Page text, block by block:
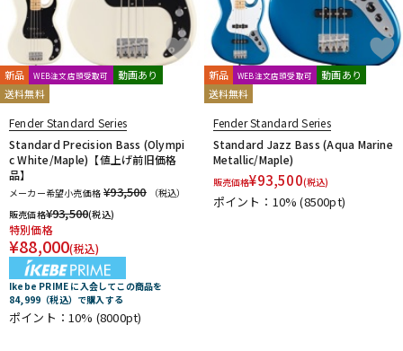
新品 WEB注文店頭受取可
動画あり
送料無料
Fender Standard Series
Standard Precision Bass (Olympi
c White/Maple)【値上げ前旧価格
品】
メーカー希望小売価格 ¥93,500
（税込）
販売価格¥93,500(税込)
特別価格
¥88,000(税込)
Ikebe PRIME に入会してこの商品を
84,999（税込）で購入する
ポイント：10% (8000pt)
新品 WEB注文店頭受取可
動画あり
送料無料
Fender Standard Series
Standard Jazz Bass (Aqua Marine
Metallic/Maple)
販売価格¥93,500(税込)
ポイント：10%(8500pt)